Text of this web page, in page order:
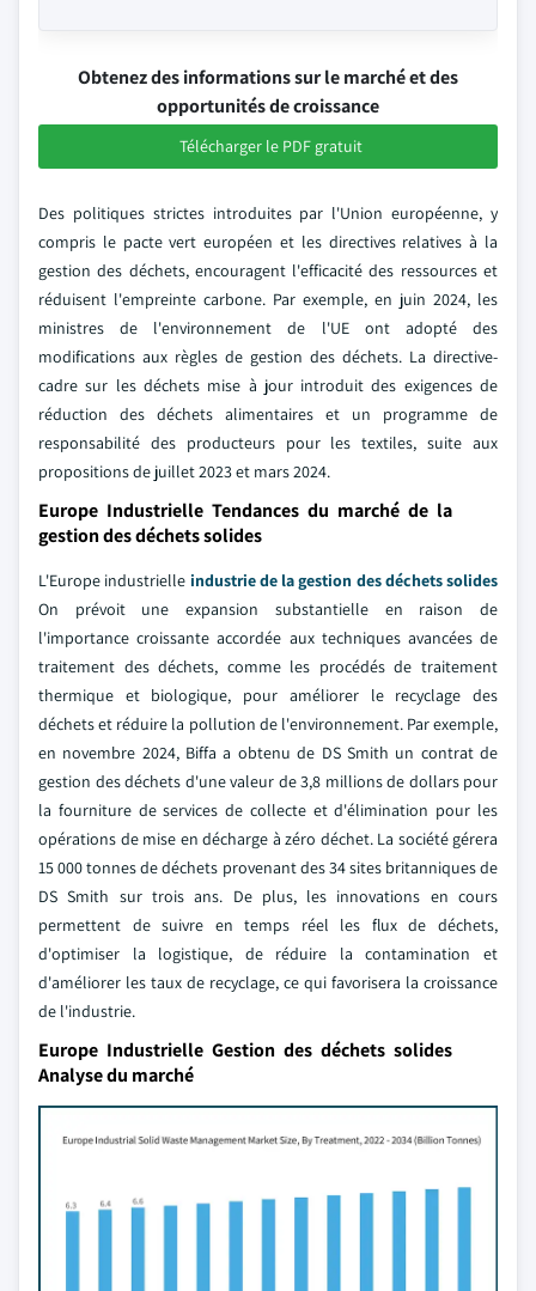
Obtenez des informations sur le marché et des
opportunités de croissance
Télécharger le PDF gratuit
Des politiques strictes introduites par l'Union européenne, y
compris le pacte vert européen et les directives relatives à la
gestion des déchets, encouragent l'efficacité des ressources et
réduisent l'empreinte carbone. Par exemple, en juin 2024, les
ministres de l'environnement de l'UE ont adopté des
modifications aux règles de gestion des déchets. La directive-
cadre sur les déchets mise à jour introduit des exigences de
réduction des déchets alimentaires et un programme de
responsabilité des producteurs pour les textiles, suite aux
propositions de juillet 2023 et mars 2024.
Europe Industrielle Tendances du marché de la
gestion des déchets solides
L'Europe industrielle industrie de la gestion des déchets solides
On prévoit une expansion substantielle en raison de
l'importance croissante accordée aux techniques avancées de
traitement des déchets, comme les procédés de traitement
thermique et biologique, pour améliorer le recyclage des
déchets et réduire la pollution de l'environnement. Par exemple,
en novembre 2024, Biffa a obtenu de DS Smith un contrat de
gestion des déchets d'une valeur de 3,8 millions de dollars pour
la fourniture de services de collecte et d'élimination pour les
opérations de mise en décharge à zéro déchet. La société gérera
15 000 tonnes de déchets provenant des 34 sites britanniques de
DS Smith sur trois ans. De plus, les innovations en cours
permettent de suivre en temps réel les flux de déchets,
d'optimiser la logistique, de réduire la contamination et
d'améliorer les taux de recyclage, ce qui favorisera la croissance
de l'industrie.
Europe Industrielle Gestion des déchets solides
Analyse du marché